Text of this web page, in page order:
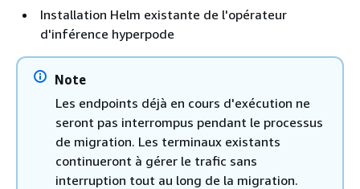
Installation Helm existante de l'opérateur
d'inférence hyperpode
Note
Les endpoints déjà en cours d'exécution ne
seront pas interrompus pendant le processus
de migration. Les terminaux existants
continueront à gérer le trafic sans
interruption tout au long de la migration.